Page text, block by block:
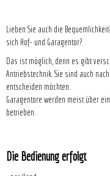
Lieben Sie auch die
sich Hof- und Garagentor?
Das ist möglich, denn es gibt
Antriebstechnik. Sie sind auch
entscheiden möchten.
Garagentore werden meist über
betrieben.
Die Bedienung erfolgt